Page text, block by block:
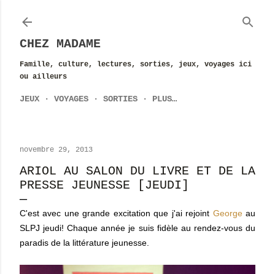
CHEZ MADAME
Famille, culture, lectures, sorties, jeux, voyages ici
ou ailleurs
JEUX VOYAGES SORTIES PLUS…
novembre 29, 2013
ARIOL AU SALON DU LIVRE ET DE LA
PRESSE JEUNESSE [JEUDI]
C'est avec une grande excitation que j'ai rejoint Georgeau
SLPJ jeudi! Chaque année je suis fidèle au rendez-vous du
paradis de la littérature jeunesse.